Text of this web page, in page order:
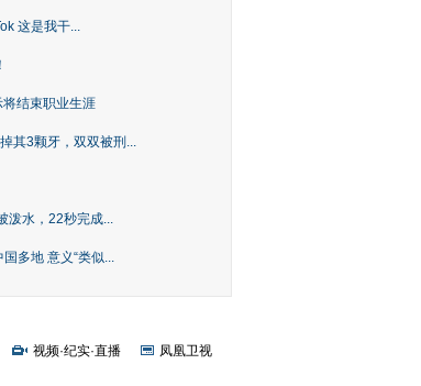
这是我干...
结束职业生涯
其3颗牙，双双被刑...
泼水，22秒完成...
多地 意义“类似...
视频·纪实·直播
凤凰卫视